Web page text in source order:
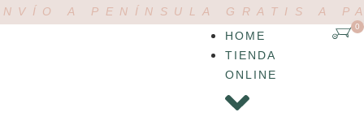
A PENÍNSULA GRATIS A
HOME
TIENDA
ONLINE
0